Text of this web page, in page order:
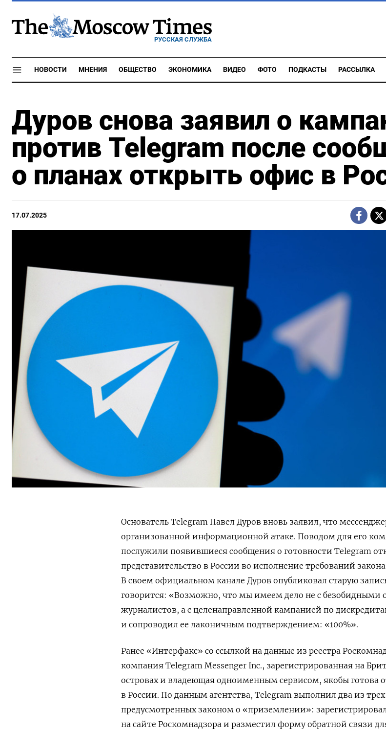
РУССКАЯ СЛУЖБА
НОВОСТИ МНЕНИЯ ОБЩЕСТВО ЭКОНОМИКА ВИДЕО ФОТО ПОДКАСТЫ РАССЫЛКА
Дуров снова заявил о
против Telegram после
о планах открыть офис в
17.07.2025
Основатель Telegram Павел Дуров вновь заявил, что
организованной информационной атаке. Поводом для его
послужили появившиеся сообщения о готовности Telegram
представительство в России во исполнение требований
В своем официальном канале Дуров опубликовал старую
говорится: «Возможно, что мы имеем дело не с безобидными
журналистов, а с целенаправленной кампанией по
и сопроводил ее лаконичным подтверждением: «100%».
Ранее «Интерфакс» со ссылкой на данные из реестра
компания Telegram Messenger Inc., зарегистрированная на
островах и владеющая одноименным сервисом, якобы готова
в России. По данным агентства, Telegram выполнил два из
предусмотренных законом о «приземлении»:
на сайте Роскомнадзора и разместил форму обратной связи